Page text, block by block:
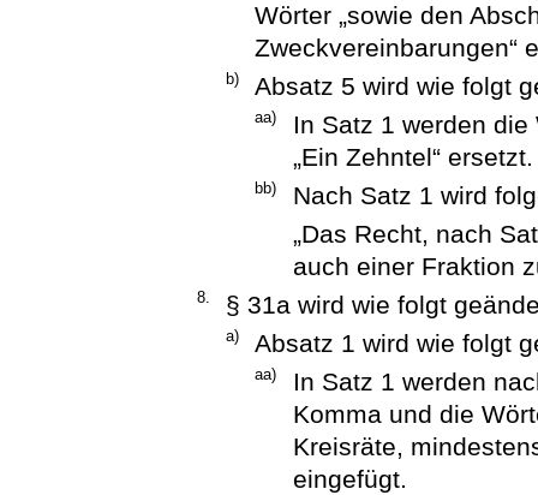
Wörter „sowie den
Zweckvereinbarungen“
b) Absatz 5 wird wie folgt
aa)
In Satz 1 werden die
„Ein Zehntel“ ersetzt.
bb)
Nach Satz 1 wird
„Das Recht, nach
auch einer Fraktion
8. § 31a wird wie folgt
a) Absatz 1 wird wie folgt
aa)
In Satz 1 werden
Komma und die
Kreisräte,
eingefügt.